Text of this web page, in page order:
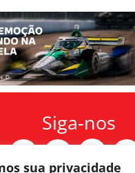
sua privacidade
Siga-nos